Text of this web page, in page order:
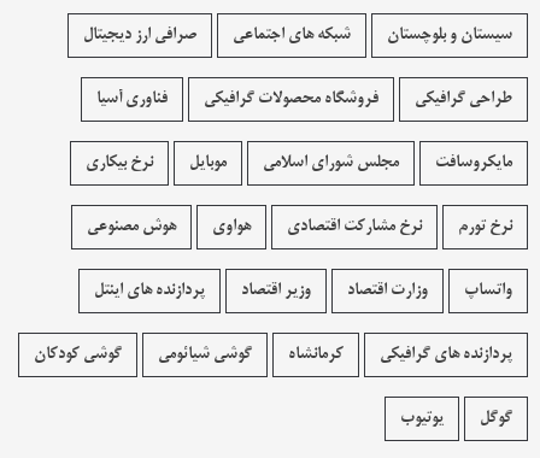
سیستان و بلوچستان شبکه های اجتماعی صرافی ارز دیجیتال
طراحی گرافیکی فروشگاه محصولات گرافيکی فناوری آسیا
مایکروسافت مجلس شورای اسلامی موبایل نرخ بیکاری
نرخ تورم نرخ مشارکت اقتصادی هواوی هوش مصنوعی
واتساپ وزارت اقتصاد وزیر اقتصاد پردازنده های اینتل
پردازنده های گرافیکی کرمانشاه گوشی شیائومی گوشی کودکان
گوگل یوتیوب